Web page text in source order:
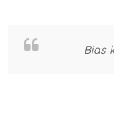
Bias